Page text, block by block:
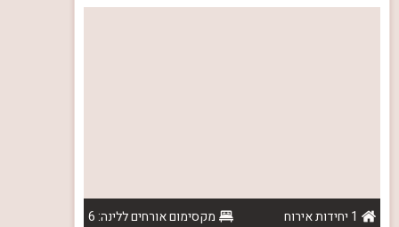
1 יחידות אירוח
מקסימום אורחים ללינה: 6